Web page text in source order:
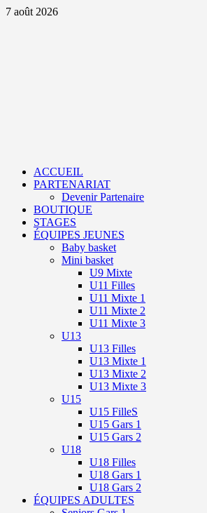
Aller
7 août 2026
ACCUEIL
PARTENARIAT
Devenir Partenaire
BOUTIQUE
STAGES
ÉQUIPES JEUNES
Baby basket
Mini basket
U9 Mixte
U11 Filles
U11 Mixte 1
U11 Mixte 2
U11 Mixte 3
U13
U13 Filles
U13 Mixte 1
U13 Mixte 2
U13 Mixte 3
U15
U15 FilleS
U15 Gars 1
U15 Gars 2
U18
U18 Filles
U18 Gars 1
U18 Gars 2
ÉQUIPES ADULTES